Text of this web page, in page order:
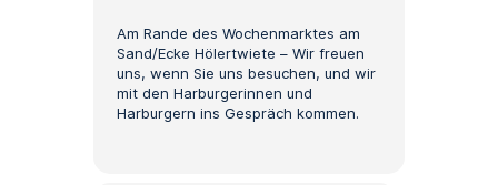
Am Rande des Wochenmarktes am
Sand/Ecke Hölertwiete – Wir freuen
uns, wenn Sie uns besuchen, und wir
mit den Harburgerinnen und
Harburgern ins Gespräch kommen.